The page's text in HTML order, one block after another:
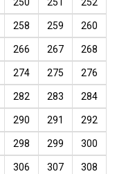
250 251 252
258 259 260
266 267 268
274 275 276
282 283 284
290 291 292
298 299 300
306 307 308